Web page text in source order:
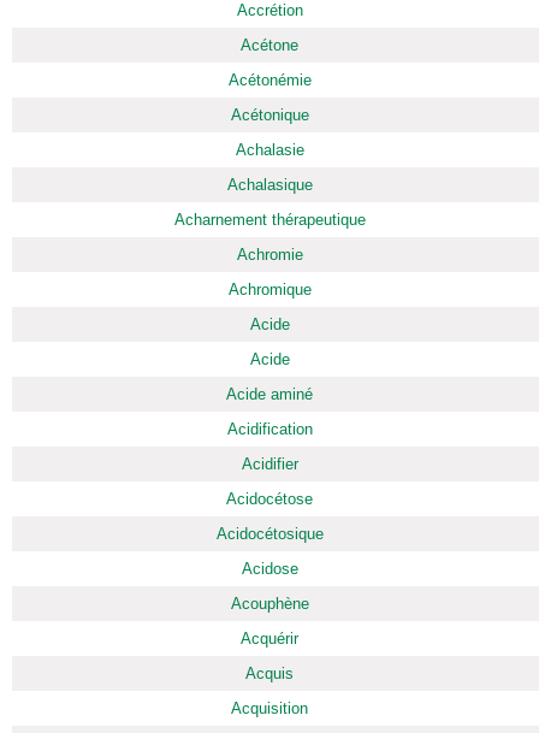
Accrétion
Acétone
Acétonémie
Acétonique
Achalasie
Achalasique
Acharnement thérapeutique
Achromie
Achromique
Acide
Acide
Acide aminé
Acidification
Acidifier
Acidocétose
Acidocétosique
Acidose
Acouphène
Acquérir
Acquis
Acquisition